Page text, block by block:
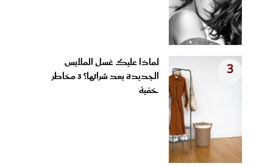
3
لماذا عليك غسل الملابس
الجديدة بعد شرائها؟ 3 مخاطر
خفية